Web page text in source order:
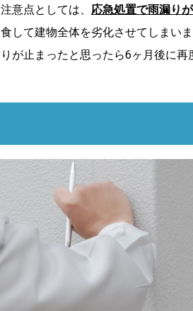
意点としては、 応急処置で雨漏り
して建物全体を劣化させてしまいま
が止まったと思ったら6ヶ月後に